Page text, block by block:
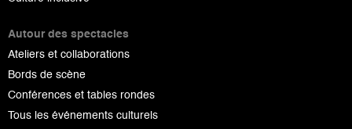
Autour des spectacles
Ateliers et collaborations
Bords de scène
Conférences et tables rondes
Tous les événements culturels